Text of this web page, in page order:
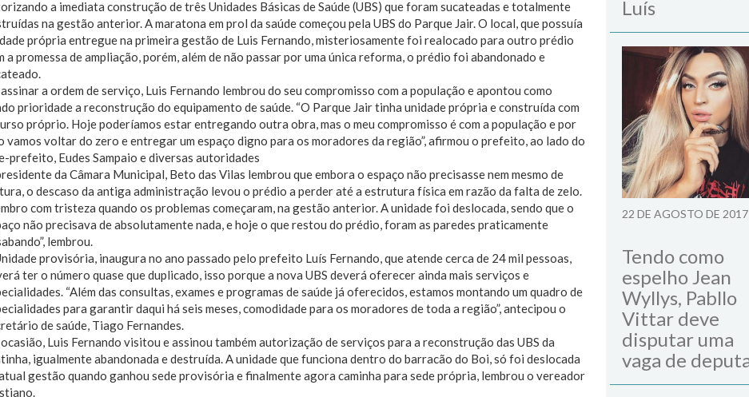
a imediata construção de três Unidades Básicas de Saúde (UBS) que foram sucateadas e totalmente
na gestão anterior. A maratona em prol da saúde começou pela UBS do Parque Jair. O local, que possuía
própria entregue na primeira gestão de Luis Fernando, misteriosamente foi realocado para outro prédio
a promessa de ampliação, porém, além de não passar por uma única reforma, o prédio foi abandonado e
a ordem de serviço, Luis Fernando lembrou do seu compromisso com a população e apontou como
prioridade a reconstrução do equipamento de saúde. “O Parque Jair tinha unidade própria e construída com
próprio. Hoje poderíamos estar entregando outra obra, mas o meu compromisso é com a população e por
vamos voltar do zero e entregar um espaço digno para os moradores da região”, afirmou o prefeito, ao lado do
prefeito, Eudes Sampaio e diversas autoridades
da Câmara Municipal, Beto das Vilas lembrou que embora o espaço não precisasse nem mesmo de
o descaso da antiga administração levou o prédio a perder até a estrutura física em razão da falta de zelo.
com tristeza quando os problemas começaram, na gestão anterior. A unidade foi deslocada, sendo que o
não precisava de absolutamente nada, e hoje o que restou do prédio, foram as paredes praticamente
lembrou.
provisória, inaugura no ano passado pelo prefeito Luís Fernando, que atende cerca de 24 mil pessoas,
ter o número quase que duplicado, isso porque a nova UBS deverá oferecer ainda mais serviços e
“Além das consultas, exames e programas de saúde já oferecidos, estamos montando um quadro de
para garantir daqui há seis meses, comodidade para os moradores de toda a região”, antecipou o
de saúde, Tiago Fernandes.
Luis Fernando visitou e assinou também autorização de serviços para a reconstrução das UBS da
igualmente abandonada e destruída. A unidade que funciona dentro do barracão do Boi, só foi deslocada
gestão quando ganhou sede provisória e finalmente agora caminha para sede própria, lembrou o vereador
Luís
22 DE AGOSTO DE 2017
Tendo como
espelho Jean
Wyllys, Pabllo
Vittar deve
disputar uma
vaga de